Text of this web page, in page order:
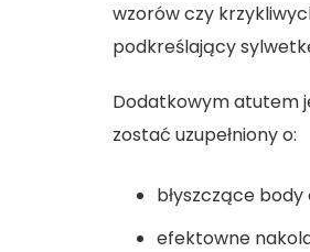
wzorów czy
podkreślający
Dodatkowym atutem
zostać uzupełniony o:
błyszczące body
efektowne